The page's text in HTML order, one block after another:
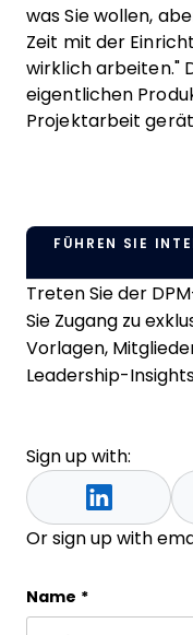
was Sie wollen,
Zeit mit der
wirklich arbeiten."
eigentlichen
Projektarbeit
FÜHREN SIE
Treten Sie der
Sie Zugang zu
Vorlagen,
Leadership-
Sign up with:
Or sign up with
LinkedIn
Name *